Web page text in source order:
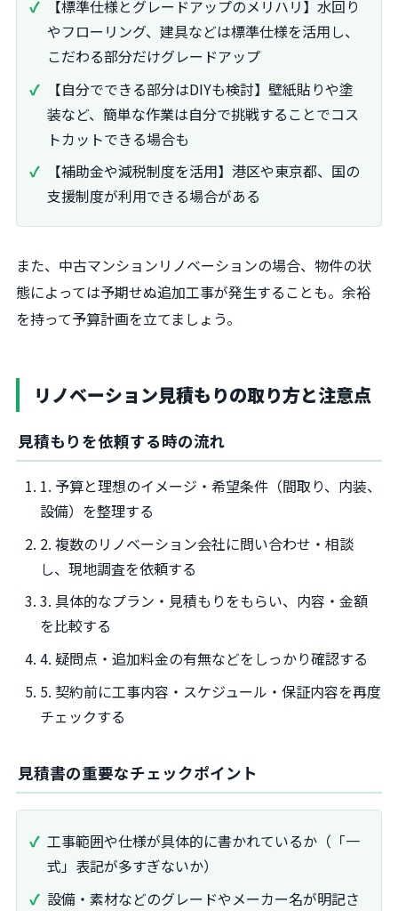
【標準仕様とグレードアップのメリハリ】水回り
やフローリング、建具などは標準仕様を活用し、
こだわる部分だけグレードアップ
【自分でできる部分はDIYも検討】壁紙貼りや塗
装など、簡単な作業は自分で挑戦することでコス
トカットできる場合も
【補助金や減税制度を活用】港区や東京都、国の
支援制度が利用できる場合がある
また、中古マンションリノベーションの場合、物件の状
態によっては予期せぬ追加工事が発生することも。余裕
を持って予算計画を立てましょう。
リノベーション見積もりの取り方と注意点
見積もりを依頼する時の流れ
1. 予算と理想のイメージ・希望条件（間取り、内装、
設備）を整理する
2. 複数のリノベーション会社に問い合わせ・相談
し、現地調査を依頼する
3. 具体的なプラン・見積もりをもらい、内容・金額
を比較する
4. 疑問点・追加料金の有無などをしっかり確認する
5. 契約前に工事内容・スケジュール・保証内容を再度
チェックする
見積書の重要なチェックポイント
工事範囲や仕様が具体的に書かれているか（「一
式」表記が多すぎないか）
設備・素材などのグレードやメーカー名が明記さ